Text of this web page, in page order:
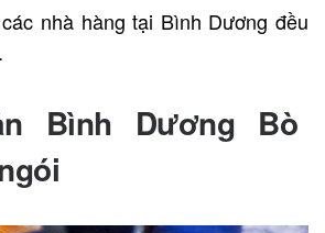
nhà hàng tại Bình Dương đều
Bình Dương Bò